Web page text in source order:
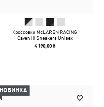
Кроссовки McLAREN RACING
Caven III Sneakers Unisex
4 190,00 ₴
НОВИНКА